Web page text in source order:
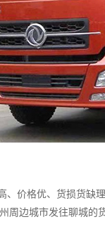
价格优、货损货缺
周边城市发往聊城